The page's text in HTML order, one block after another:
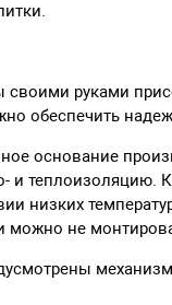
руками
обеспечить
основание
и теплоизоляцию.
низких
можно не